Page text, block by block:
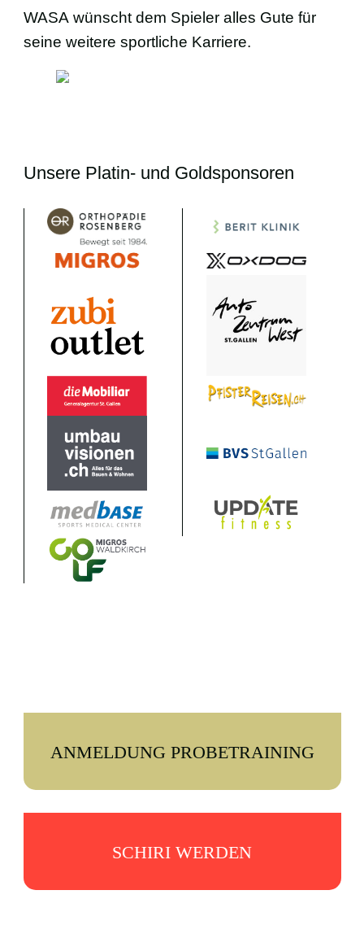
WASA wünscht dem Spieler alles Gute für
seine weitere sportliche Karriere.
Unsere Platin- und Goldsponsoren
ANMELDUNG PROBETRAINING
SCHIRI WERDEN